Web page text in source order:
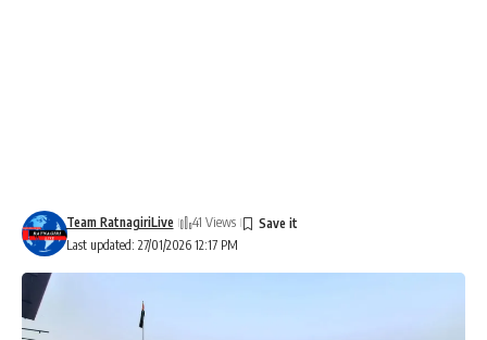
Last updated: 27/01/2026 12:17 PM
Team RatnagiriLive 41 Views